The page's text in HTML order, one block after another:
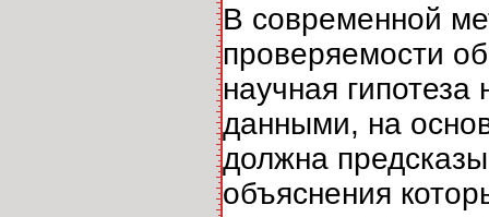
В современной
проверяемости
научная
данными, на
должна
объяснения